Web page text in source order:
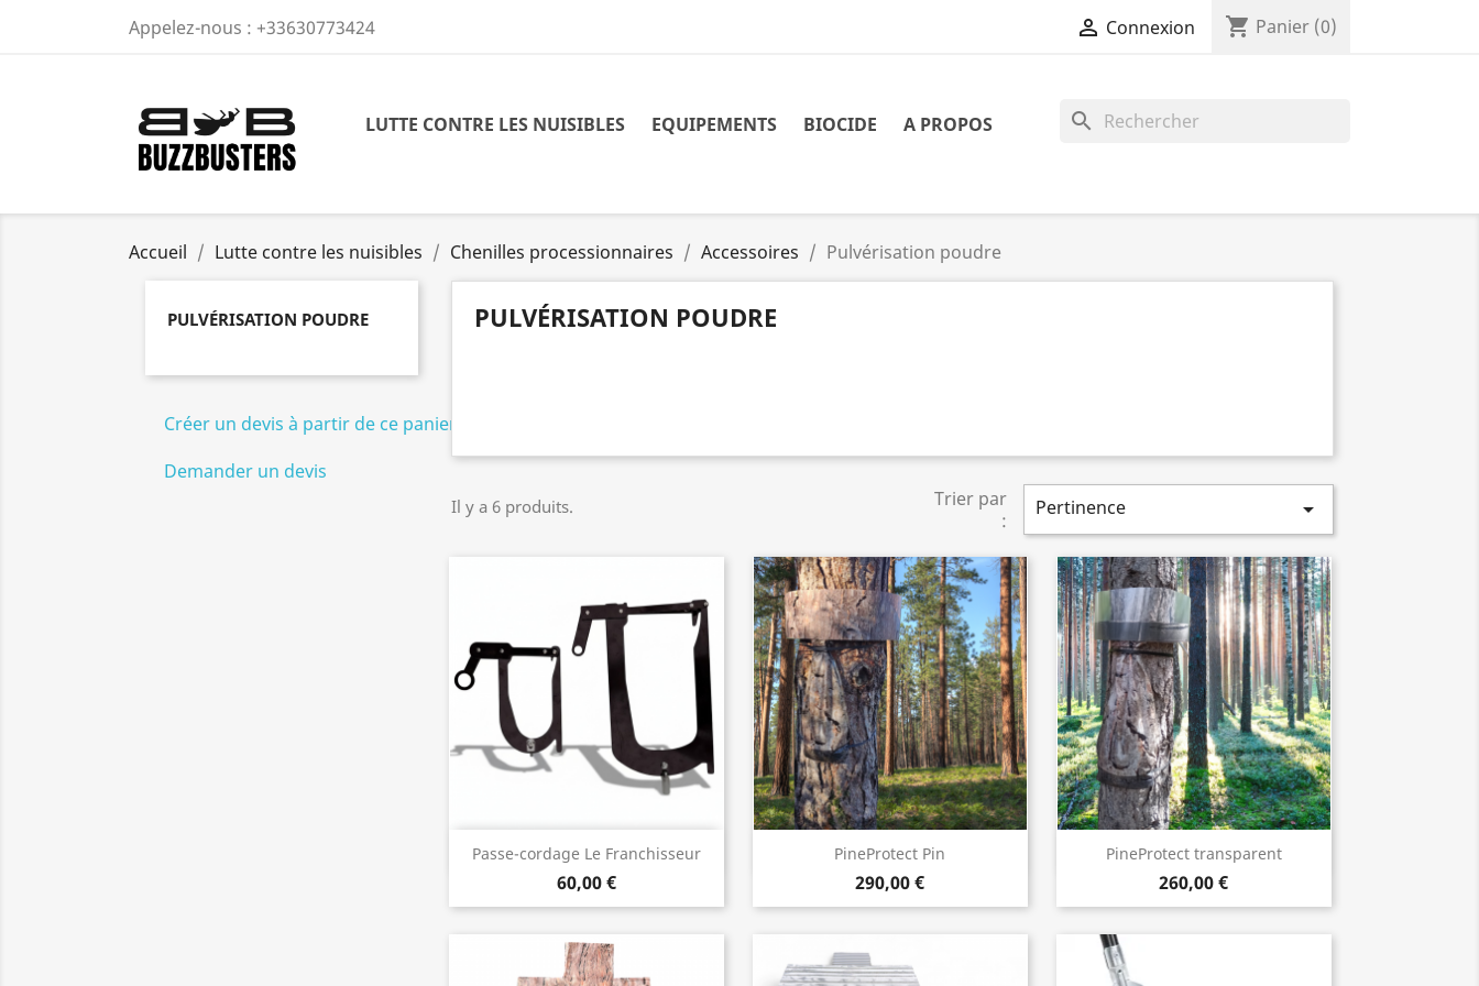
Appelez-nous : +33630773424  Connexion shopping_cart Panier (0)
LUTTE CONTRE LES NUISIBLES EQUIPEMENTS BIOCIDE A PROPOS search
Accueil Lutte contre les nuisibles Chenilles processionnaires Accessoires Pulvérisation poudre
PULVÉRISATION POUDRE
Créer un devis à partir de ce panier
Demander un devis
PULVÉRISATION POUDRE
Il y a 6 produits.
Trier par
:
Pertinence 
Passe-cordage Le Franchisseur
60,00 €
Aperçu rapide PineProtect Pin
290,00 €
Aperçu rapide PineProtect transparent
260,00 €
Aperçu rapide